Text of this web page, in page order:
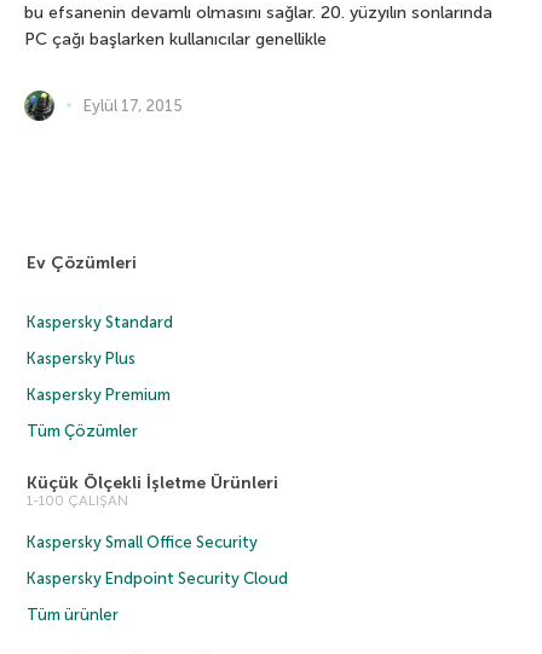
bu efsanenin devamlı olmasını sağlar. 20. yüzyılın sonlarında
PC çağı başlarken kullanıcılar genellikle
Eylül 17, 2015
Ev Çözümleri
Kaspersky Standard
Kaspersky Plus
Kaspersky Premium
Tüm Çözümler
Küçük Ölçekli İşletme Ürünleri
1-100 ÇALIŞAN
Kaspersky Small Office Security
Kaspersky Endpoint Security Cloud
Tüm ürünler